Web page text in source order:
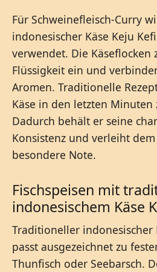
Für Schweinefleisch-Curry
indonesischer Käse Keju
verwendet. Die Käseflocken
Flüssigkeit ein und
Aromen. Traditionelle
Käse in den letzten Minuten
Dadurch behält er seine
Konsistenz und verleiht
besondere Note.
Fischspeisen mit
indonesischem Käse
Traditioneller indonesischer
passt ausgezeichnet zu
Thunfisch oder Seebarsch.